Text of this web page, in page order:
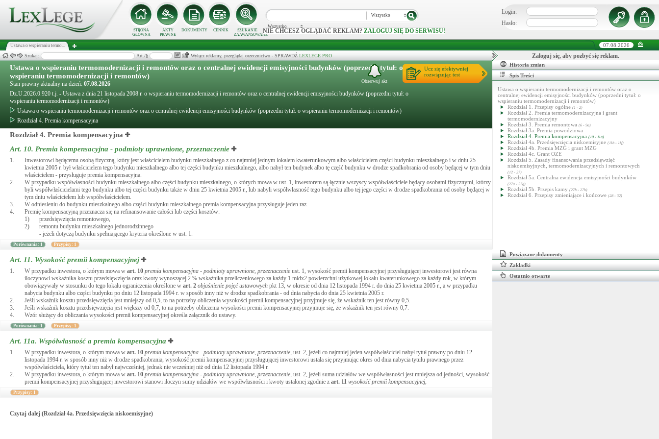
STRONA
GŁÓWNA
AKTY
PRAWNE
DOKUMENTY CENNIK
SZUKANIE
ZAAWANSOWANE
Wszystko
Wszystko
NIE CHCESZ OGLĄDAĆ REKLAM? ZALOGUJ SIĘ DO SERWISU!
Login:
Hasło:
Ustawa o wspieraniu termo... 07.08.2026
Szukaj: Art./§ Wyłącz reklamy, przeglądaj orzecznictwo - SPRAWDŹ LEXLEGE PRO
Ustawa o wspieraniu termomodernizacji i remontów oraz o centralnej ewidencji emisyjności budynków (poprzedni tytuł: o
wspieraniu termomodernizacji i remontów)
Stan prawny aktualny na dzień: 07.08.2026
Dz.U.2026.0.920 t.j. - Ustawa z dnia 21 listopada 2008 r. o wspieraniu termomodernizacji i remontów oraz o centralnej ewidencji emisyjności budynków (poprzedni tytuł: o
wspieraniu termomodernizacji i remontów)
Ustawa o wspieraniu termomodernizacji i remontów oraz o centralnej ewidencji emisyjności budynków (poprzedni tytuł: o wspieraniu termomodernizacji i remontów)
Rozdział 4. Premia kompensacyjna
Ucz się efektywniej
rozwiązując test
Obserwuj akt
Rozdział 4. Premia kompensacyjna
Art. 10. Premia kompensacyjna - podmioty uprawnione, przeznaczenie
1.
Inwestorowi będącemu osobą fizyczną, który jest właścicielem budynku mieszkalnego z co najmniej jednym lokalem kwaterunkowym albo właścicielem części budynku mieszkalnego i w dniu 25
kwietnia 2005 r. był właścicielem tego budynku mieszkalnego albo tej części budynku mieszkalnego, albo nabył ten budynek albo tę część budynku w drodze spadkobrania od osoby będącej w tym dniu
właścicielem - przysługuje premia kompensacyjna.
2.
W przypadku współwłasności budynku mieszkalnego albo części budynku mieszkalnego, o których mowa w ust. 1, inwestorem są łącznie wszyscy współwłaściciele będący osobami fizycznymi, którzy
byli współwłaścicielami tego budynku albo tej części budynku także w dniu 25 kwietnia 2005 r., lub nabyli współwłasność tego budynku albo tej jego części w drodze spadkobrania od osoby będącej w
tym dniu właścicielem lub współwłaścicielem.
3.
W odniesieniu do budynku mieszkalnego albo części budynku mieszkalnego premia kompensacyjna przysługuje jeden raz.
4.
Premię kompensacyjną przeznacza się na refinansowanie całości lub części kosztów:
1)
przedsięwzięcia remontowego,
2)
remontu budynku mieszkalnego jednorodzinnego
- jeżeli dotyczą budynku spełniającego kryteria określone w ust. 1.
Porównania: 1 Przypisy: 1
Art. 11. Wysokość premii kompensacyjnej
1. W przypadku inwestora, o którym mowa w art. 10 premia kompensacyjna - podmioty uprawnione, przeznaczenie ust. 1, wysokość premii kompensacyjnej przysługującej inwestorowi jest równa
iloczynowi wskaźnika kosztu przedsięwzięcia oraz kwoty wynoszącej 2 % wskaźnika przeliczeniowego za każdy 1 midx2 powierzchni użytkowej lokalu kwaterunkowego za każdy rok, w którym
obowiązywały w stosunku do tego lokalu ograniczenia określone w art. 2 objaśnienie pojęć ustawowych pkt 13, w okresie od dnia 12 listopada 1994 r. do dnia 25 kwietnia 2005 r., a w przypadku
nabycia budynku albo części budynku po dniu 12 listopada 1994 r. w sposób inny niż w drodze spadkobrania - od dnia nabycia do dnia 25 kwietnia 2005 r.
2.
Jeśli wskaźnik kosztu przedsięwzięcia jest mniejszy od 0,5, to na potrzeby obliczenia wysokości premii kompensacyjnej przyjmuje się, że wskaźnik ten jest równy 0,5.
3.
Jeśli wskaźnik kosztu przedsięwzięcia jest większy od 0,7, to na potrzeby obliczenia wysokości premii kompensacyjnej przyjmuje się, że wskaźnik ten jest równy 0,7.
4.
Wzór służący do obliczania wysokości premii kompensacyjnej określa załącznik do ustawy.
Porównania: 1 Przypisy: 1
Art. 11a. Współwłasność a premia kompensacyjna
1. W przypadku inwestora, o którym mowa w art. 10 premia kompensacyjna - podmioty uprawnione, przeznaczenie, ust. 2, jeżeli co najmniej jeden współwłaściciel nabył tytuł prawny po dniu 12
listopada 1994 r. w sposób inny niż w drodze spadkobrania, wysokość premii kompensacyjnej przysługującej inwestorowi ustala się przyjmując okres od dnia nabycia tytułu prawnego przez
współwłaściciela, który tytuł ten nabył najwcześniej, jednak nie wcześniej niż od dnia 12 listopada 1994 r.
2.
W przypadku inwestora, o którym mowa w art. 10 premia kompensacyjna - podmioty uprawnione, przeznaczenie, ust. 2, jeżeli suma udziałów we współwłasności jest mniejsza od jedności, wysokość
premii kompensacyjnej przysługującej inwestorowi stanowi iloczyn sumy udziałów we współwłasności i kwoty ustalonej zgodnie z art. 11 wysokość premii kompensacyjnej,
Przypisy: 1
Czytaj dalej (Rozdział 4a. Przedsięwzięcia niskoemisyjne)
Zaloguj się, aby pozbyć się reklam.
Historia zmian
Spis Treści
Ustawa o wspieraniu termomodernizacji i remontów oraz o
centralnej ewidencji emisyjności budynków (poprzedni tytuł: o
wspieraniu termomodernizacji i remontów)
Rozdział 1. Przepisy ogólne (1 - 2)
Rozdział 2. Premia termomodernizacyjna i grant
termomodernizacyjny
Rozdział 3. Premia remontowa (6 - 9a)
Rozdział 3a. Premia powodziowa
Rozdział 4. Premia kompensacyjna (10 - 11a)
Rozdział 4a. Przedsięwzięcia niskoemisyjne (11b - 11f)
Rozdział 4b. Premia MZG i grant MZG
Rozdział 4c. Grant OZE
Rozdział 5. Zasady finansowania przedsięwzięć
niskoemisyjnych, termomodernizacyjnych i remontowych
(12 - 27)
Rozdział 5a. Centralna ewidencja emisyjności budynków
(27a - 27g)
Rozdział 5b. Przepis kamy (27h - 27h)
Rozdział 6. Przepisy zmieniające i końcowe (28 - 32)
Powiązane dokumenty
Zakładki
Ostatnio otwarte